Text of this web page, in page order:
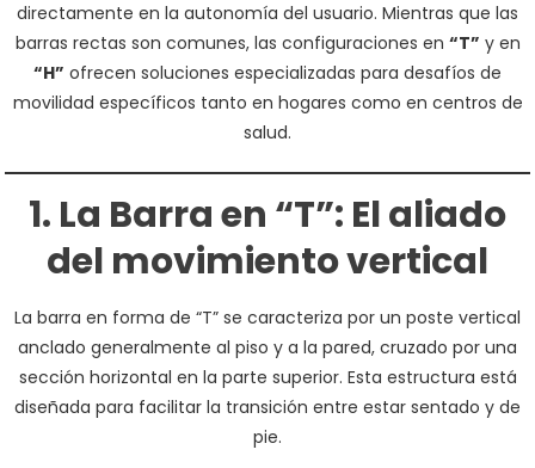
directamente en la autonomía del usuario. Mientras que las
barras rectas son comunes, las configuraciones en “T” y en
“H” ofrecen soluciones especializadas para desafíos de
movilidad específicos tanto en hogares como en centros de
salud.
1. La Barra en “T”: El aliado
del movimiento vertical
La barra en forma de “T” se caracteriza por un poste vertical
anclado generalmente al piso y a la pared, cruzado por una
sección horizontal en la parte superior. Esta estructura está
diseñada para facilitar la transición entre estar sentado y de
pie.